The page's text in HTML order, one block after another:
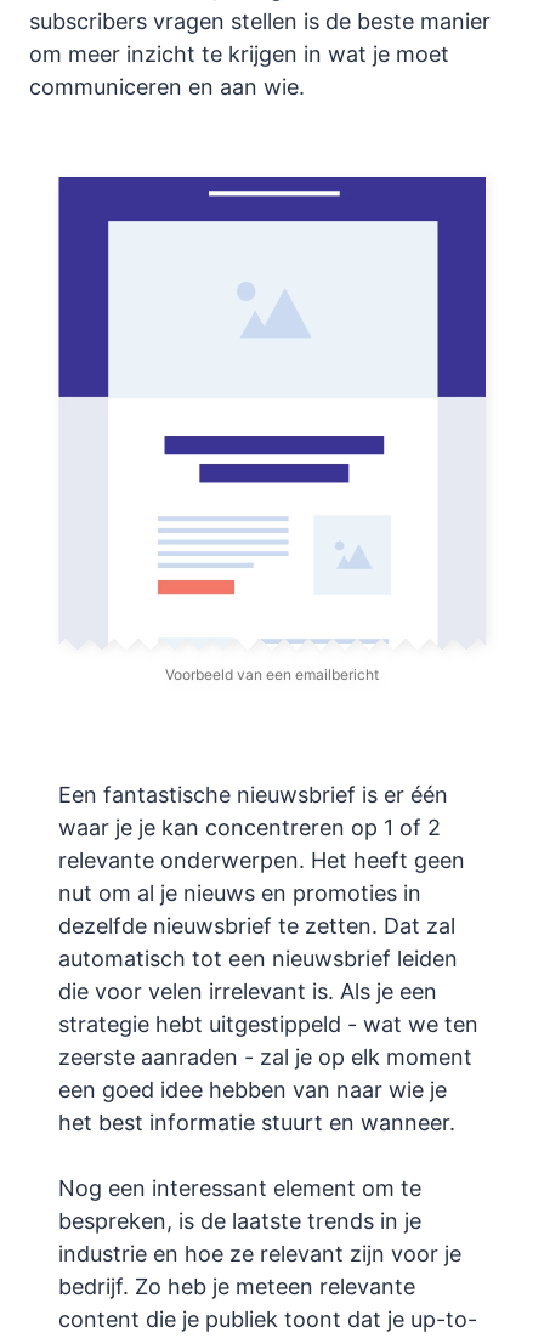
subscribers vragen stellen is de beste manier
om meer inzicht te krijgen in wat je moet
communiceren en aan wie.
Voorbeeld van een emailbericht
Een fantastische nieuwsbrief is er één
waar je je kan concentreren op 1 of 2
relevante onderwerpen. Het heeft geen
nut om al je nieuws en promoties in
dezelfde nieuwsbrief te zetten. Dat zal
automatisch tot een nieuwsbrief leiden
die voor velen irrelevant is. Als je een
strategie hebt uitgestippeld - wat we ten
zeerste aanraden - zal je op elk moment
een goed idee hebben van naar wie je
het best informatie stuurt en wanneer.
Nog een interessant element om te
bespreken, is de laatste trends in je
industrie en hoe ze relevant zijn voor je
bedrijf. Zo heb je meteen relevante
content die je publiek toont dat je up-to-